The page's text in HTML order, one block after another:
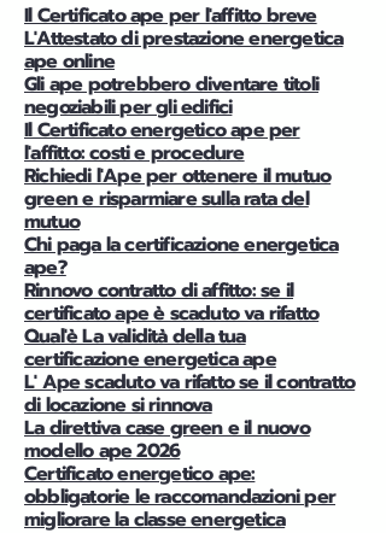
Il Certificato ape per l'affitto breve
L'Attestato di prestazione energetica
ape online
Gli ape potrebbero diventare titoli
negoziabili per gli edifici
Il Certificato energetico ape per
l'affitto: costi e procedure
Richiedi l'Ape per ottenere il mutuo
green e risparmiare sulla rata del
mutuo
Chi paga la certificazione energetica
ape?
Rinnovo contratto di affitto: se il
certificato ape è scaduto va rifatto
Qual'è La validità della tua
certificazione energetica ape
L' Ape scaduto va rifatto se il contratto
di locazione si rinnova
La direttiva case green e il nuovo
modello ape 2026
Certificato energetico ape:
obbligatorie le raccomandazioni per
migliorare la classe energetica